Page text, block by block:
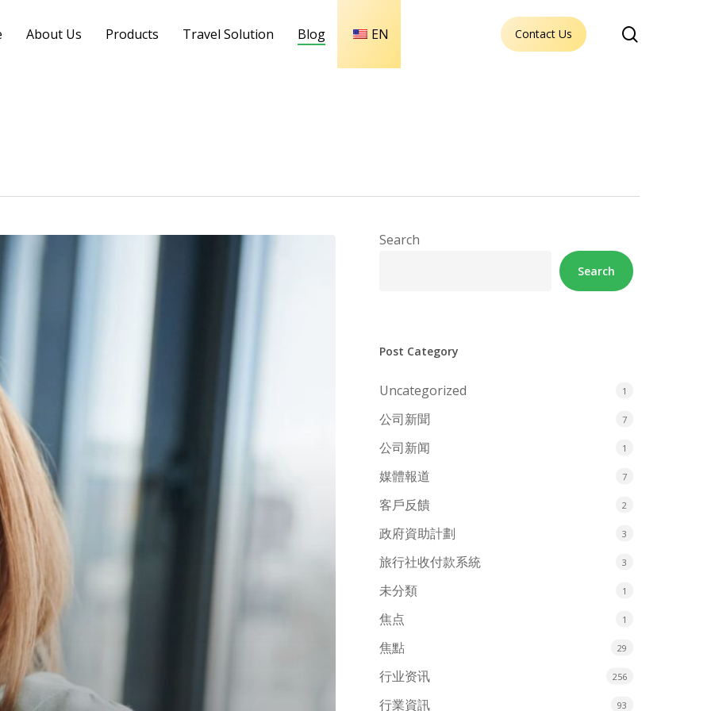
About Us Products Travel Solution Blog EN Contact Us
Search
Search
Post Category
Uncategorized 1
公司新聞 7
公司新闻 1
媒體報道 7
客戶反饋 2
政府資助計劃 3
旅行社收付款系統 3
未分類 1
焦点 1
焦點 29
行业资讯 256
行業資訊 93